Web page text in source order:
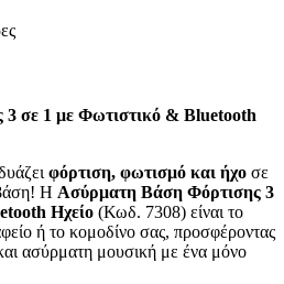
σε 1 με Φωτιστικό & Bluetooth
φόρτιση, φωτισμό και ήχο σε
Η Ασύρματη Βάση Φόρτισης 3
Ηχείο (Κωδ. 7308) είναι το
ή το κομοδίνο σας, προσφέροντας
ασύρματη μουσική με ένα μόνο